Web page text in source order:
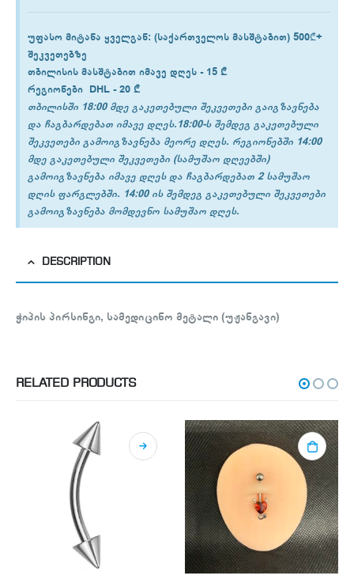
უფასო მიტანა ყველგან: (საქართველოს მასშტაბით) 500₾+
შეკვეთებზე
თბილისის მასშტაბით იმავე დღეს -15 ₾
რეგიონები DHL -20 ₾
თბილისში 18:00 მდე გაკეთებული შეკვეთები გაიგზავნება
და ჩაგბარდებათ იმავე დღეს.18:00-ს შემდეგ გაკეთებული
შეკვეთები გამოიგზავნება მეორე დღეს. რეგიონებში 14:00
მდე გაკეთებული შეკვეთები (სამუშაო დღეებში)
გამოიგზავნება იმავე დღეს და ჩაგბარდებათ 2 სამუშაო
დღის ფარგლებში. 14:00 ის შემდეგ გაკეთებული შეკვეთები
გამოიგზავნება მომდევნო სამუშაო დღეს.
DESCRIPTION
ჭიპის პირსინგი, სამედიცინო მეტალი (უჟანგავი)
RELATED PRODUCTS